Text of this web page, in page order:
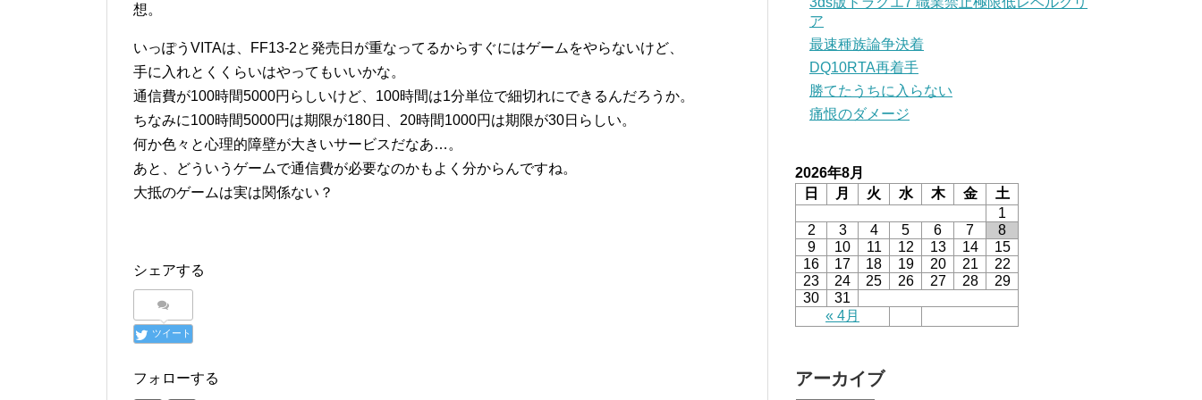
想。
いっぽうVITAは、FF13-2と発売日が重なってるからすぐにはゲームをやらないけど、
手に入れとくくらいはやってもいいかな。
通信費が100時間5000円らしいけど、100時間は1分単位で細切れにできるんだろうか。
ちなみに100時間5000円は期限が180日、20時間1000円は期限が30日らしい。
何か色々と心理的障壁が大きいサービスだなあ…。
あと、どういうゲームで通信費が必要なのかもよく分からんですね。
大抵のゲームは実は関係ない？
シェアする
ツイート
フォローする
ア
最速種族論争決着
DQ10RTA再着手
勝てたうちに入らない
痛恨のダメージ
2026年8月
日
月 火 水 木 金 土
« 4月
1
2
3 4 5 6 7
8
9
10 11 12 13 14
15
16
17 18 19 20 21
22
23
24 25 26 27 28
29
30
31
アーカイブ